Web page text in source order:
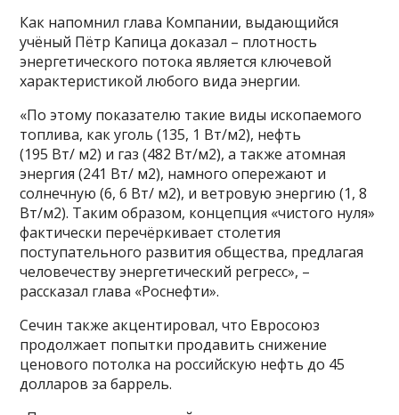
Как напомнил глава Компании, выдающийся
учёный Пётр Капица доказал – плотность
энергетического потока является ключевой
характеристикой любого вида энергии.
«По этому показателю такие виды ископаемого
топлива, как уголь (135, 1 Вт/м2), нефть
(195 Вт/ м2) и газ (482 Вт/м2), а также атомная
энергия (241 Вт/ м2), намного опережают и
солнечную (6, 6 Вт/ м2), и ветровую энергию (1, 8
Вт/м2). Таким образом, концепция «чистого нуля»
фактически перечёркивает столетия
поступательного развития общества, предлагая
человечеству энергетический регресс», –
рассказал глава «Роснефти».
Сечин также акцентировал, что Евросоюз
продолжает попытки продавить снижение
ценового потолка на российскую нефть до 45
долларов за баррель.